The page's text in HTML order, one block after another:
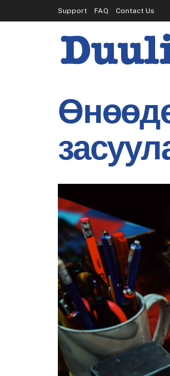
Support FAQ Contact Us